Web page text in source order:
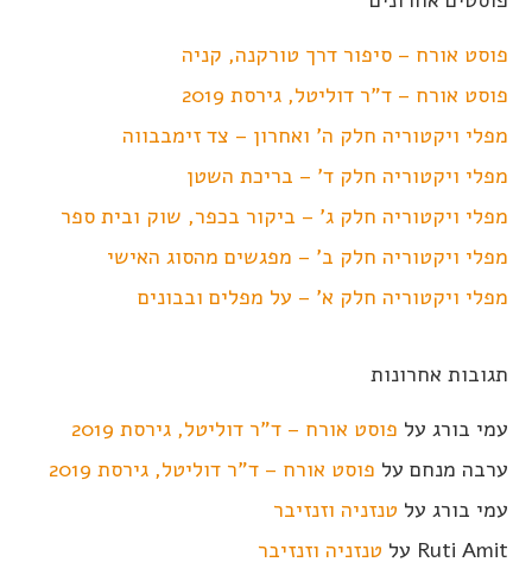
פוסט אורח – סיפור דרך טורקנה, קניה
פוסט אורח – ד"ר דוליטל, גירסת 2019
מפלי ויקטוריה חלק ה' ואחרון – צד זימבבווה
מפלי ויקטוריה חלק ד' – בריכת השטן
מפלי ויקטוריה חלק ג' – ביקור בכפר, שוק ובית ספר
מפלי ויקטוריה חלק ב' – מפגשים מהסוג האישי
מפלי ויקטוריה חלק א' – על מפלים ובבונים
תגובות אחרונות
עמי בורג על פוסט אורח – ד"ר דוליטל, גירסת 2019
ערבה מנחם על פוסט אורח – ד"ר דוליטל, גירסת 2019
עמי בורג על טנזניה וזנזיבר
Ruti Amit על טנזניה וזנזיבר